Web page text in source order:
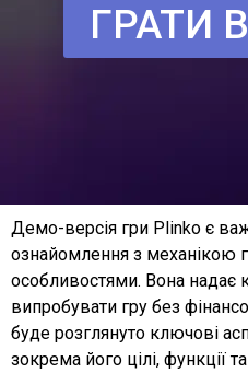
ГРАТИ
Демо-версія гри Plinko є
ознайомлення з механікою
особливостями. Вона надає
випробувати гру без
буде розглянуто ключові
зокрема його цілі, функції